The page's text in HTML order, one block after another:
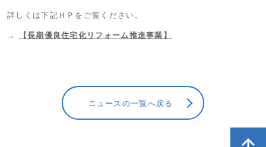
詳しくは下記ＨＰをご覧ください。
→ 【長期優良住宅化リフォーム推進事業】
ニュースの一覧へ戻る